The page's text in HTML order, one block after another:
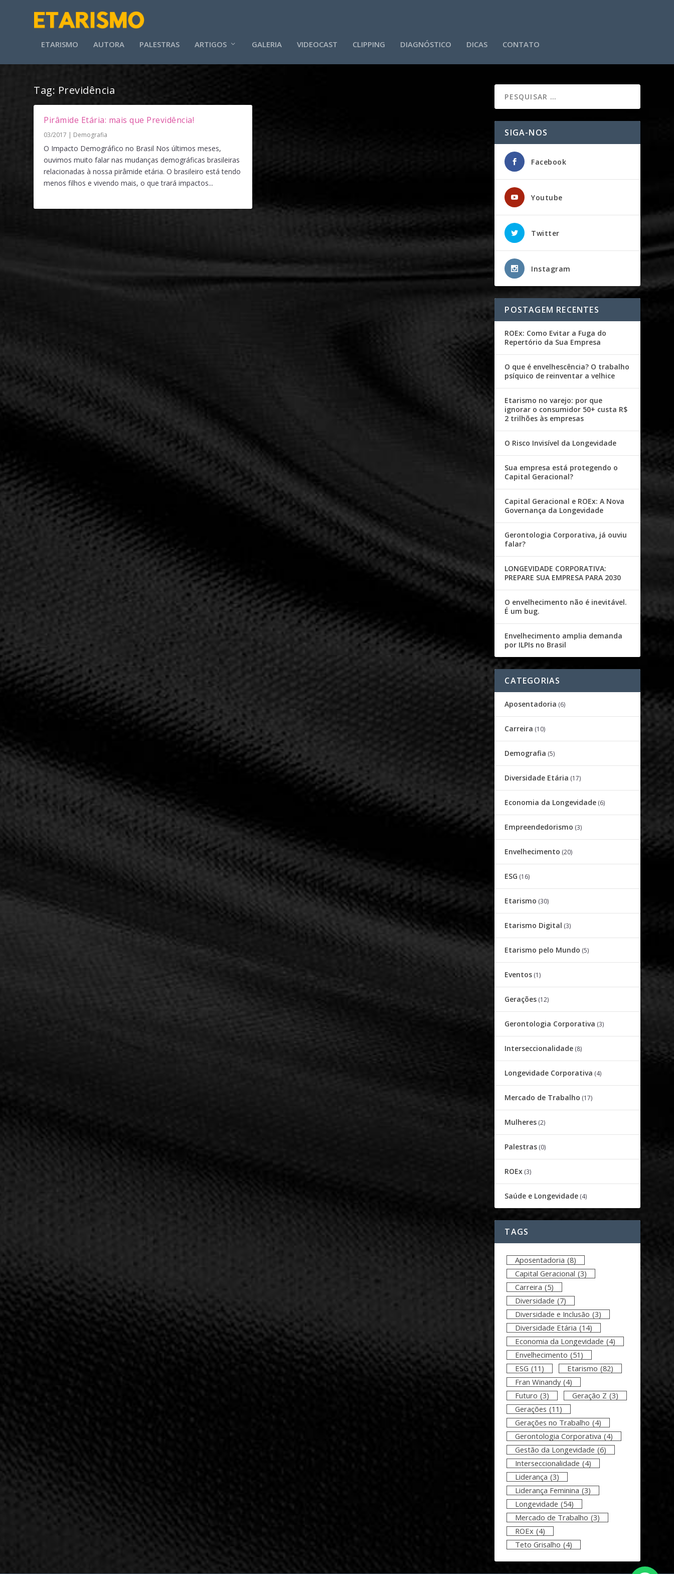
ETARISMO AUTORA PALESTRAS ARTIGOS GALERIA VIDEOCAST CLIPPING DIAGNÓSTICO DICAS CONTATO
Tag: Previdência
Pirâmide Etária: mais que Previdência!
03/2017 | Demografia
O Impacto Demográfico no Brasil Nos últimos meses,
ouvimos muito falar nas mudanças demográficas brasileiras
relacionadas à nossa pirâmide etária. O brasileiro está tendo
menos filhos e vivendo mais, o que trará impactos...
SIGA-NOS
Facebook
Youtube
Twitter
Instagram
POSTAGEM RECENTES
ROEx: Como Evitar a Fuga do
Repertório da Sua Empresa
O que é envelhescência? O trabalho
psíquico de reinventar a velhice
Etarismo no varejo: por que
ignorar o consumidor 50+ custa R$
2 trilhões às empresas
O Risco Invisível da Longevidade
Sua empresa está protegendo o
Capital Geracional?
Capital Geracional e ROEx: A Nova
Governança da Longevidade
Gerontologia Corporativa, já ouviu
falar?
LONGEVIDADE CORPORATIVA:
PREPARE SUA EMPRESA PARA 2030
O envelhecimento não é inevitável.
É um bug.
Envelhecimento amplia demanda
por ILPIs no Brasil
CATEGORIAS
Aposentadoria (6)
Carreira (10)
Demografia (5)
Diversidade Etária (17)
Economia da Longevidade (6)
Empreendedorismo (3)
Envelhecimento (20)
ESG (16)
Etarismo (30)
Etarismo Digital (3)
Etarismo pelo Mundo (5)
Eventos (1)
Gerações (12)
Gerontologia Corporativa (3)
Interseccionalidade (8)
Longevidade Corporativa (4)
Mercado de Trabalho (17)
Mulheres (2)
Palestras (0)
ROEx (3)
Saúde e Longevidade (4)
TAGS
Aposentadoria (8)
Capital Geracional (3)
Carreira (5)
Diversidade (7)
Diversidade e Inclusão (3)
Diversidade Etária (14)
Economia da Longevidade (4)
Envelhecimento (51)
ESG (11) Etarismo (82)
Fran Winandy (4)
Futuro (3) Geração Z (3)
Gerações (11)
Gerações no Trabalho (4)
Gerontologia Corporativa (4)
Gestão da Longevidade (6)
Interseccionalidade (4)
Liderança (3)
Liderança Feminina (3)
Longevidade (54)
Mercado de Trabalho (3)
ROEx (4)
Teto Grisalho (4)